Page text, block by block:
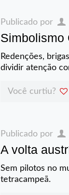
Publicado por
Simbolismo
Redenções,
dividir atenção
Você curtiu?
Publicado por
A volta
Sem pilotos no
tetracampeã.